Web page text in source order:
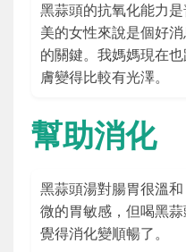
黑蒜頭的抗氧化能力
美的女性來說是個好
的關鍵。我媽媽現在
膚變得比較有光澤。
幫助消化
黑蒜頭湯對腸胃很溫
微的胃敏感，但喝黑
覺得消化變順暢了。